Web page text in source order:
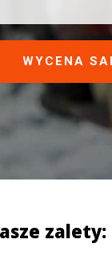
WYCENA
zalety: